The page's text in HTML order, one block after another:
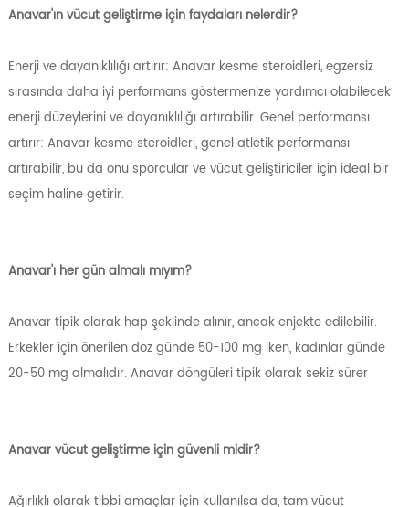
Anavar'ın vücut geliştirme için faydaları nelerdir?
Enerji ve dayanıklılığı artırır: Anavar kesme steroidleri, egzersiz
sırasında daha iyi performans göstermenize yardımcı olabilecek
enerji düzeylerini ve dayanıklılığı artırabilir. Genel performansı
artırır: Anavar kesme steroidleri, genel atletik performansı
artırabilir, bu da onu sporcular ve vücut geliştiriciler için ideal bir
seçim haline getirir.
Anavar'ı her gün almalı mıyım?
Anavar tipik olarak hap şeklinde alınır, ancak enjekte edilebilir.
Erkekler için önerilen doz günde 50-100 mg iken, kadınlar günde
20-50 mg almalıdır. Anavar döngüleri tipik olarak sekiz sürer
Anavar vücut geliştirme için güvenli midir?
Ağırlıklı olarak tıbbi amaçlar için kullanılsa da, tam vücut